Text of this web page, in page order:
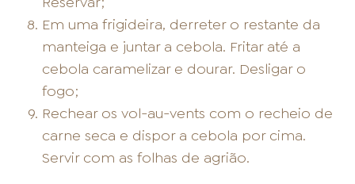
Em uma frigideira, derreter o restante da
manteiga e juntar a cebola. Fritar até a
cebola caramelizar e dourar. Desligar o
fogo;
Rechear os vol-au-vents com o recheio de
carne seca e dispor a cebola por cima.
Servir com as folhas de agrião.